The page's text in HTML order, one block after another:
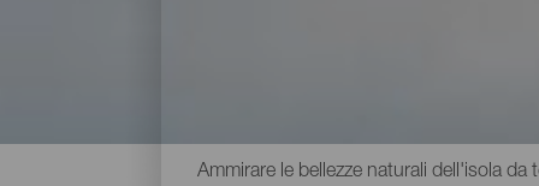
Ammirare le bellezze naturali dell'isola